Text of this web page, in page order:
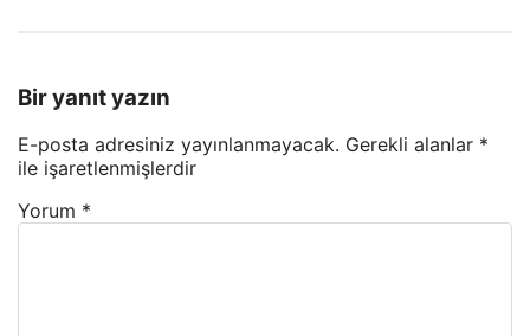
Bir yanıt yazın
E-posta adresiniz yayınlanmayacak. Gerekli alanlar *
ile işaretlenmişlerdir
Yorum *